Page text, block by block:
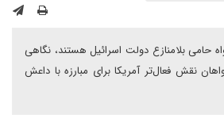
حامی بلامنازع دولت اسرائیل هستند، نگاهی
نقش فعا‌ل‌تر آمریکا برای مبارزه با داعش